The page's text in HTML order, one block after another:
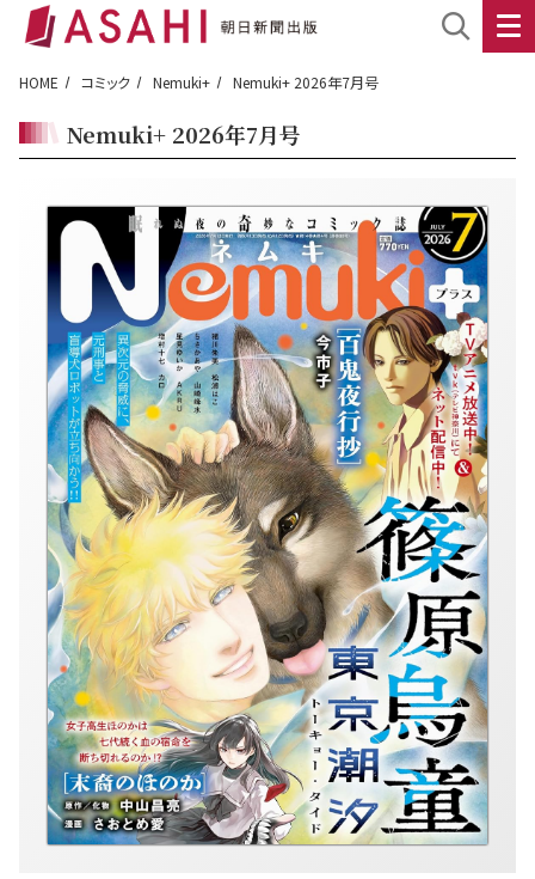
HOME コミック Nemuki+ Nemuki+ 2026年7月号
Nemuki+ 2026年7月号